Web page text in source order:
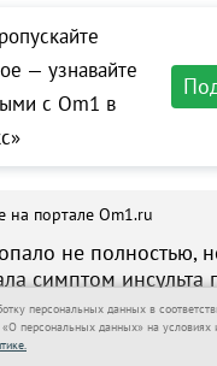
— узнавайте
с Om1 в
на портале Om1.ru
не полностью,
симптом инсульта
игнорировать
персональных данных в
персональных данных» на условиях